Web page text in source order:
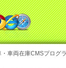
車両在庫CMSプログ